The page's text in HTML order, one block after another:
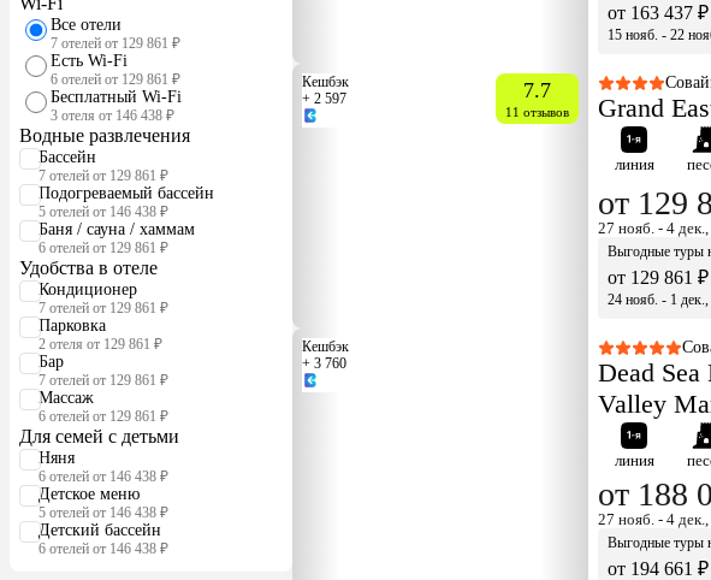
Все отели
7 отелей от 129 861 ₽
Есть Wi-Fi
6 отелей от 129 861 ₽
Бесплатный Wi-Fi
3 отеля от 146 438 ₽
Водные развлечения
Бассейн
7 отелей от 129 861 ₽
Подогреваемый бассейн
5 отелей от 146 438 ₽
Баня / сауна / хаммам
6 отелей от 129 861 ₽
Удобства в отеле
Кондиционер
7 отелей от 129 861 ₽
Парковка
2 отеля от 129 861 ₽
Бар
7 отелей от 129 861 ₽
Массаж
6 отелей от 129 861 ₽
Для семей с детьми
Няня
6 отелей от 146 438 ₽
Детское меню
5 отелей от 146 438 ₽
Детский бассейн
6 отелей от 146 438 ₽
от 163 437 ₽
15 нояб. - 22
Кешбэк
+ 2 597
7.7
11 отзывов Grand
линия
от 129
27 нояб. - 4
Выгодные туры
от 129 861 ₽
24 нояб. - 1 дек.,
Кешбэк
+ 3 760
Dead
Valley
линия
от 188
27 нояб. - 4
Выгодные туры
от 194 661 ₽